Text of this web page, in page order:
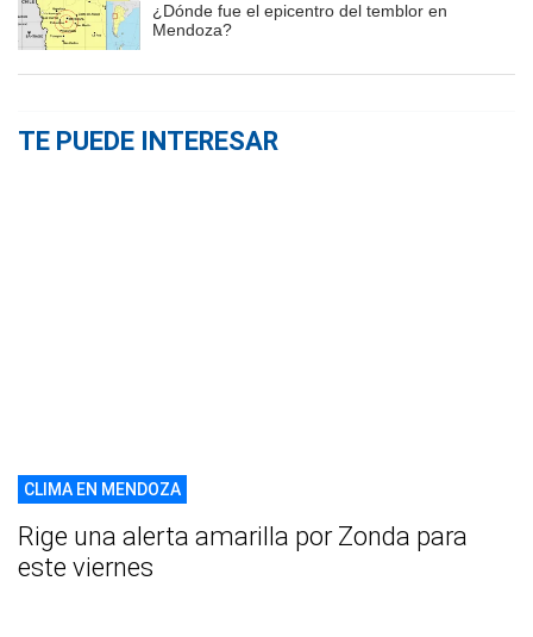
¿Dónde fue el epicentro del temblor en
Mendoza?
TE PUEDE INTERESAR
CLIMA EN MENDOZA
Rige una alerta amarilla por Zonda para
este viernes